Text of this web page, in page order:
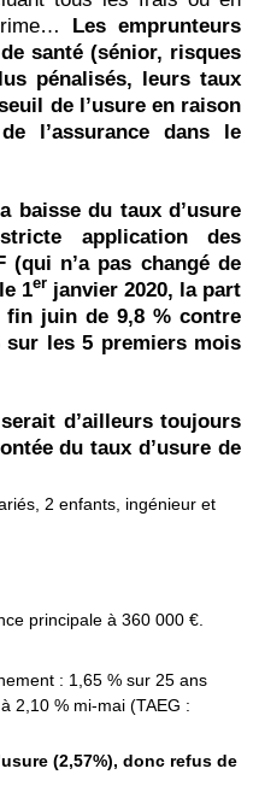
Les emprunteurs
santé (sénior, risques
pénalisés, leurs taux
de l’usure en raison
l’assurance dans le
baisse du taux d’usure
application des
(qui n’a pas changé de
1erjanvier 2020, la part
juin de 9,8 % contre
les 5 premiers mois
d’ailleurs toujours
du taux d’usure de
2 enfants, ingénieur et
principale à 360 000 €.
: 1,65 % sur 25 ans
2,10 % mi-mai (TAEG :
(2,57%), donc refus de